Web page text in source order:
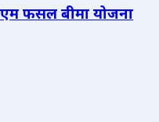
फसल बीमा योजना